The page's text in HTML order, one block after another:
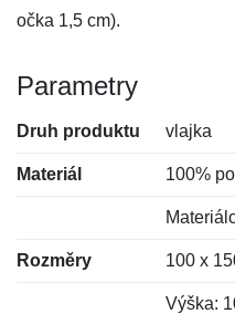
očka 1,5 cm).
Parametry
Druh produktu vlajka
Materiál 100%
Rozměry 100 x
Výška: